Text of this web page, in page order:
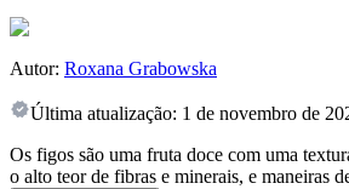
Autor: Roxana Grabowska
Última atualização: 1 de novembro de
Os figos são uma fruta doce com uma
o alto teor de fibras e minerais, e maneiras